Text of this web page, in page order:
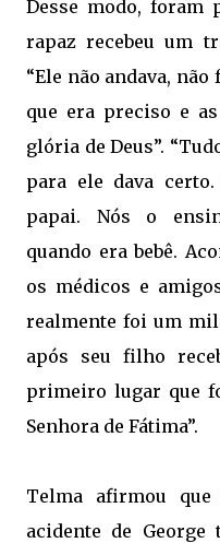
Desse modo, foram
rapaz recebeu um
“Ele não andava,
que era preciso e
glória de Deus”.
para ele dava
papai. Nós o
quando era bebê.
os médicos e
realmente foi um
após seu filho
primeiro lugar que
Senhora de Fátima”.
Telma afirmou
acidente de